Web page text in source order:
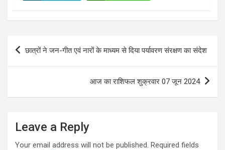
Post
navigation
छात्रों ने जन-गीत एवं नारों के माध्यम से दिया पर्यावरण संरक्षण का संदेश
आज का राशिफल शुक्रवार 07 जून 2024
Leave a Reply
Your email address will not be published. Required fields